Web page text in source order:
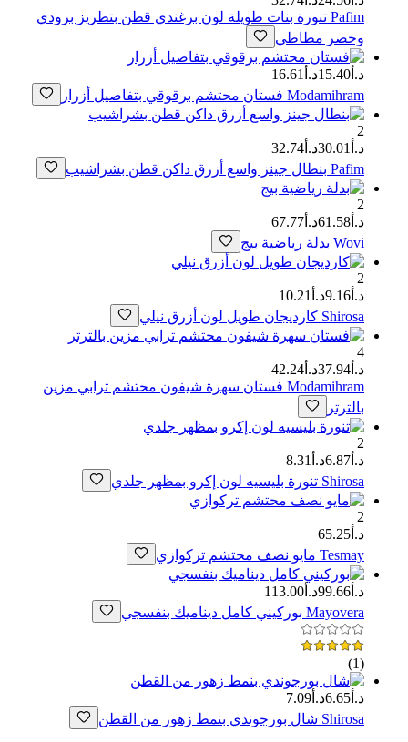
Pafim تنورة بنات طويلة لون برغندي قطن بتطريز برودي
وخصر مطاطي
د.أ15.40
د.أ16.61
Modamihram فستان محتشم برقوقي بتفاصيل أزرار
2
د.أ30.01
د.أ32.74
Pafim بنطال جينز واسع أزرق داكن قطن بشراشيب
2
د.أ61.58
د.أ67.77
Wovi بدلة رياضية بيج
2
د.أ9.16
د.أ10.21
Shirosa كارديجان طويل لون أزرق نيلي
4
د.أ37.94
د.أ42.24
Modamihram فستان سهرة شيفون محتشم ترابي مزين
بالترتر
2
د.أ6.87
د.أ8.31
Shirosa تنورة بليسيه لون إكرو بمظهر جلدي
2
د.أ65.25
Tesmay مايو نصف محتشم تركوازي
د.أ99.66
د.أ113.00
Mayovera بوركيني كامل ديناميك بنفسجي
(
1
)
د.أ6.65
د.أ7.09
Shirosa شال بورجوندي بنمط زهور من القطن